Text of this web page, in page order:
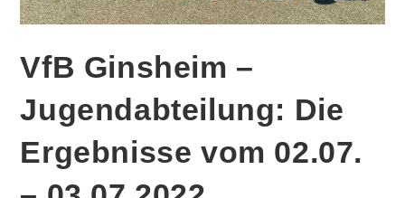
VfB Ginsheim –
Jugendabteilung: Die
Ergebnisse vom 02.07.